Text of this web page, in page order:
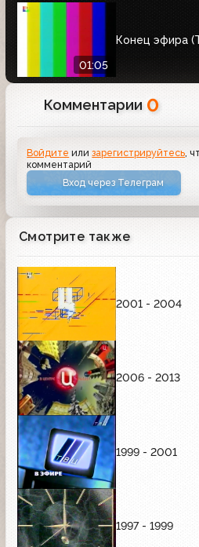
01:05
Конец эфира
Комментарии 0
Войдите илизарегистрируйтесь,
комментарий
Вход через Телеграм
Смотрите также
2001 - 2004
2006 - 2013
1999 - 2001
1997 - 1999